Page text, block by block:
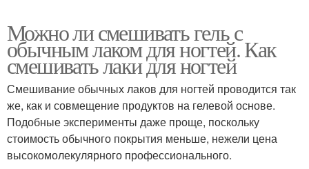
Можно ли смешивать гель с
обычным лаком для ногтей. Как
смешивать лаки для ногтей
Смешивание обычных лаков для ногтей проводится так
же, как и совмещение продуктов на гелевой основе.
Подобные эксперименты даже проще, поскольку
стоимость обычного покрытия меньше, нежели цена
высокомолекулярного профессионального.